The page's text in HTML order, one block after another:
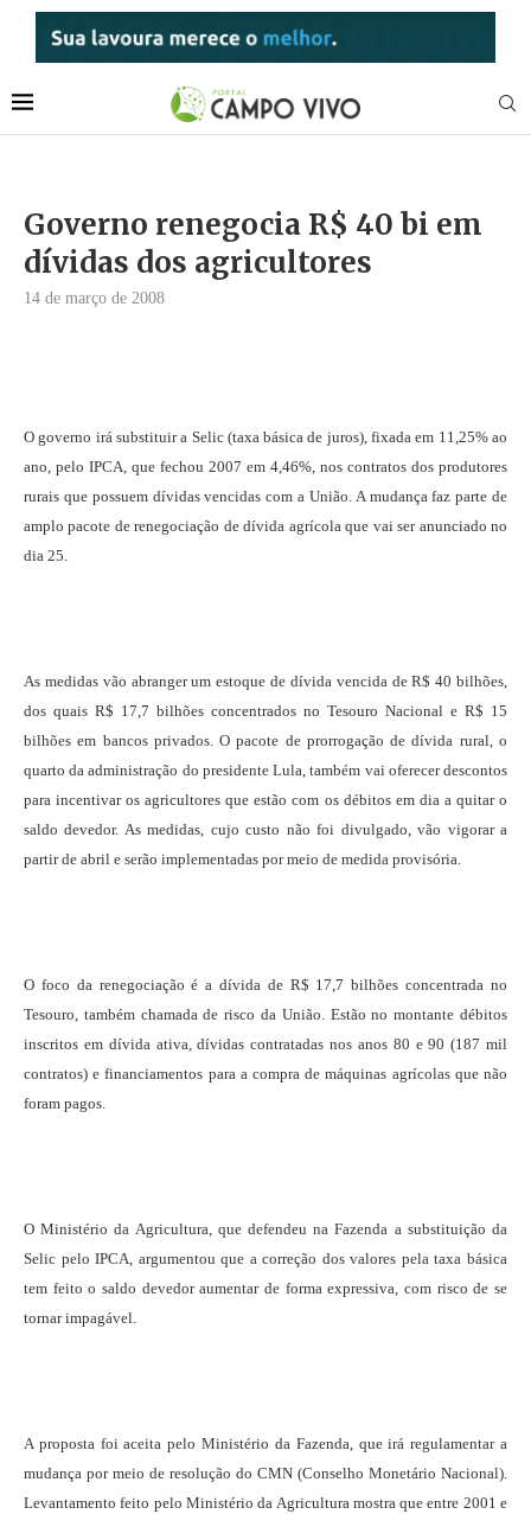
Governo renegocia R$ 40 bi em
dívidas dos agricultores
14 de março de 2008
O governo irá substituir a Selic (taxa básica de juros), fixada em 11,25% ao
ano, pelo IPCA, que fechou 2007 em 4,46%, nos contratos dos produtores
rurais que possuem dívidas vencidas com a União. A mudança faz parte de
amplo pacote de renegociação de dívida agrícola que vai ser anunciado no
dia 25.
As medidas vão abranger um estoque de dívida vencida de R$ 40 bilhões,
dos quais R$ 17,7 bilhões concentrados no Tesouro Nacional e R$ 15
bilhões em bancos privados. O pacote de prorrogação de dívida rural, o
quarto da administração do presidente Lula, também vai oferecer descontos
para incentivar os agricultores que estão com os débitos em dia a quitar o
saldo devedor. As medidas, cujo custo não foi divulgado, vão vigorar a
partir de abril e serão implementadas por meio de medida provisória.
O foco da renegociação é a dívida de R$ 17,7 bilhões concentrada no
Tesouro, também chamada de risco da União. Estão no montante débitos
inscritos em dívida ativa, dívidas contratadas nos anos 80 e 90 (187 mil
contratos) e financiamentos para a compra de máquinas agrícolas que não
foram pagos.
O Ministério da Agricultura, que defendeu na Fazenda a substituição da
Selic pelo IPCA, argumentou que a correção dos valores pela taxa básica
tem feito o saldo devedor aumentar de forma expressiva, com risco de se
tornar impagável.
A proposta foi aceita pelo Ministério da Fazenda, que irá regulamentar a
mudança por meio de resolução do CMN (Conselho Monetário Nacional).
Levantamento feito pelo Ministério da Agricultura mostra que entre 2001 e